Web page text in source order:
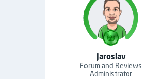
Jaroslav
Forum and Reviews
Administrator